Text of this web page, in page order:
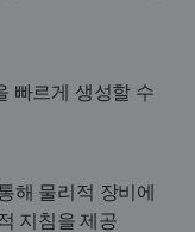
빠르게 생성할 수
해 물리적 장비에
지침을 제공